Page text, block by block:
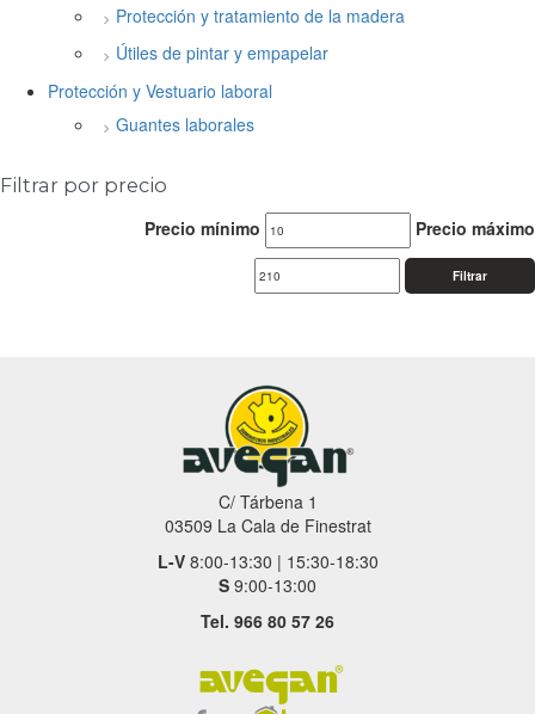
Protección y tratamiento de la madera
Útiles de pintar y empapelar
Protección y Vestuario laboral
Guantes laborales
Filtrar por precio
Precio mínimo
Precio máximo
Filtrar
C/ Tárbena 1
03509 La Cala de Finestrat
L-V8:00-13:30 | 15:30-18:30
S 9:00-13:00
Tel. 966 80 57 26